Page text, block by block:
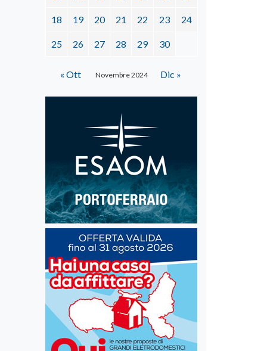
Novembre 2024
18 19 20 21 22 23 24
25 26 27 28 29 30
« Ott Dic »